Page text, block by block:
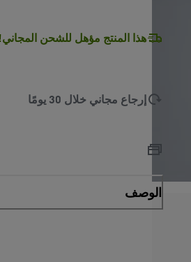
هذا المنتج مؤهل للشحن المجاني!
إرجاع مجاني خلال 30 يومًا
الوصف